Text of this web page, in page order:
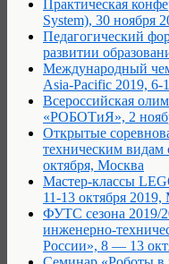
Практическая
System), 30 ноября
Педагогический
развитии
Международный
Asia-Pacific 2019, 6-
Всероссийская
«РОБОТиЯ», 2
Открытые
техническим видам
октября, Москва
Мастер-классы
11-13 октября 2019,
ФУТС сезона 2019/
инженерно-
России», 8 — 13